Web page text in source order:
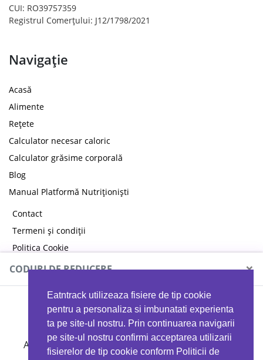
Eatntrack utilizeaza fisiere de tip cookie
pentru a personaliza si imbunatati experienta
ta pe site-ul nostru. Prin continuarea navigarii
pe site-ul nostru confirmi acceptarea utilizarii
fisierelor de tip cookie conform Politicii de
CUI: RO39757359
Registrul Comerțului: J12/1798/2021
Navigație
Acasă
Alimente
Rețete
Calculator necesar caloric
Calculator grăsime corporală
Blog
Manual Platformă Nutriționiști
Contact
Termeni și condiții
Politica Cookie
Politica de confidențialitate
CODURI DE REDUCERE ×
MYPROTEIN
Ai 40%reducere la orice comandă folosind codul